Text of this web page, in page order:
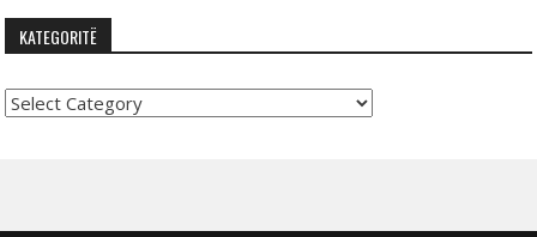
KATEGORITË
Kategoritë